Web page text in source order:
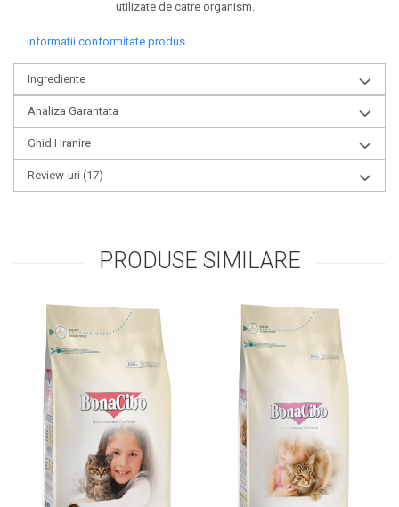
utilizate de catre organism.
Informatii conformitate produs
Ingrediente
Analiza Garantata
Ghid Hranire
Review-uri (17)
PRODUSE SIMILARE